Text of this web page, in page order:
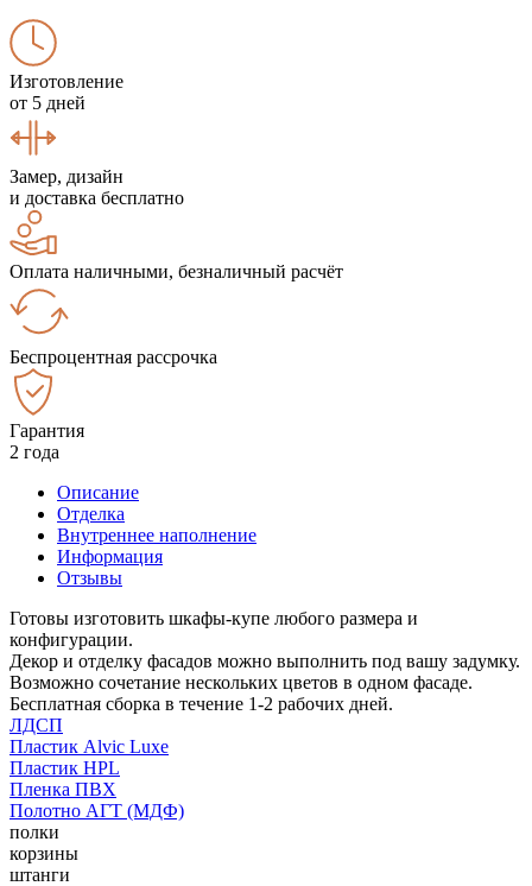
Изготовление
от 5 дней
Замер, дизайн
и доставка бесплатно
Оплата наличными, безналичный расчёт
Беспроцентная рассрочка
Гарантия
2 года
Описание
Отделка
Внутреннее наполнение
Информация
Отзывы
Готовы изготовить шкафы-купе любого размера и
конфигурации.
Декор и отделку фасадов можно выполнить под вашу задумку.
Возможно сочетание нескольких цветов в одном фасаде.
Бесплатная сборка в течение 1-2 рабочих дней.
ЛДСП
Пластик Alvic Luxe
Пластик HPL
Пленка ПВХ
Полотно АГТ (МДФ)
полки
корзины
штанги